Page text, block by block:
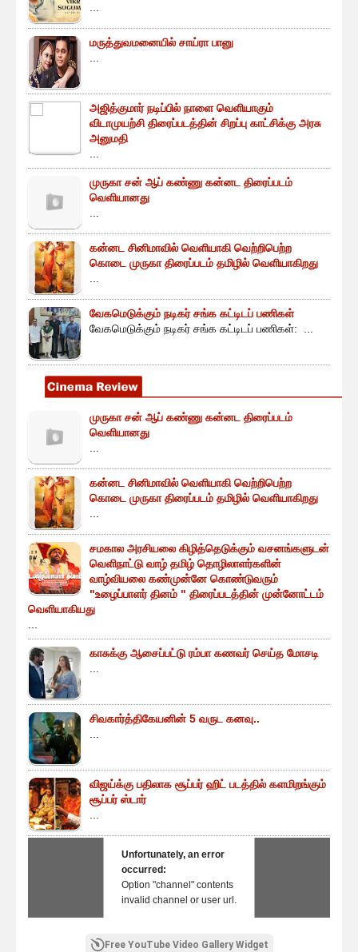
...
மருத்துவமனையில் சாய்ரா பானு
...
அஜித்குமார் நடிப்பில் நாளை வெளியாகும்
விடாமுயற்சி திரைப்படத்தின் சிறப்பு காட்சிக்கு அரசு
அனுமதி
...
முருகா சன் ஆப் கண்ணு கன்னட திரைப்படம்
வெளியானது
...
கன்னட சினிமாவில் வெளியாகி வெற்றிபெற்ற
கொடை முருகா திரைப்படம் தமிழில் வெளியாகிறது
...
வேகமெடுக்கும் நடிகர் சங்க கட்டிடப் பணிகள்
வேகமெடுக்கும் நடிகர் சங்க கட்டிடப் பணிகள்: ...
முருகா சன் ஆப் கண்ணு கன்னட திரைப்படம்
வெளியானது
...
கன்னட சினிமாவில் வெளியாகி வெற்றிபெற்ற
கொடை முருகா திரைப்படம் தமிழில் வெளியாகிறது
...
சமகால அரசியலை கிழித்தெடுக்கும் வசனங்களுடன்
வெளிநாட்டு வாழ் தமிழ் தொழிலாளர்களின்
வாழ்வியலை கண்முன்னே கொண்டுவரும்
"உழைப்பாளர் தினம் " திரைப்படத்தின் முன்னோட்டம்
வெளியாகியது
...
காசுக்கு ஆசைப்பட்டு ரம்பா கணவர் செய்த மோசடி
...
சிவகார்த்திகேயனின் 5 வருட கனவு..
...
விஜய்க்கு பதிலாக சூப்பர் ஹிட் படத்தில் களமிறங்கும்
சூப்பர் ஸ்டார்
...
Unfortunately, an error
occurred:
Option "channel" contents
invalid channel or user url.
Free YouTube Video Gallery Widget